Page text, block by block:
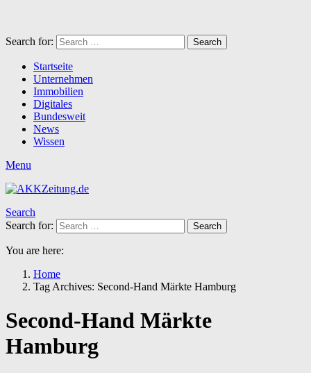
Search for: Search
Startseite
Unternehmen
Immobilien
Digitales
Bundesweit
News
Wissen
Menu
Search
Search for:
Search
You are here:
Home
Tag Archives: Second-Hand Märkte Hamburg
Second-Hand Märkte
Hamburg